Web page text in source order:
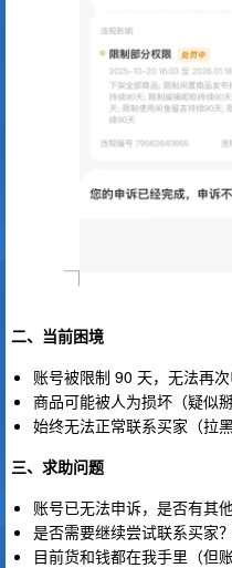
二、当前困境
账号被限制 90 天，无法再
商品可能被人为损坏（疑似
始终无法正常联系买家（拉
三、求助问题
账号已无法申诉，是否有其
是否需要继续尝试联系买家
目前货和钱都在我手里（但